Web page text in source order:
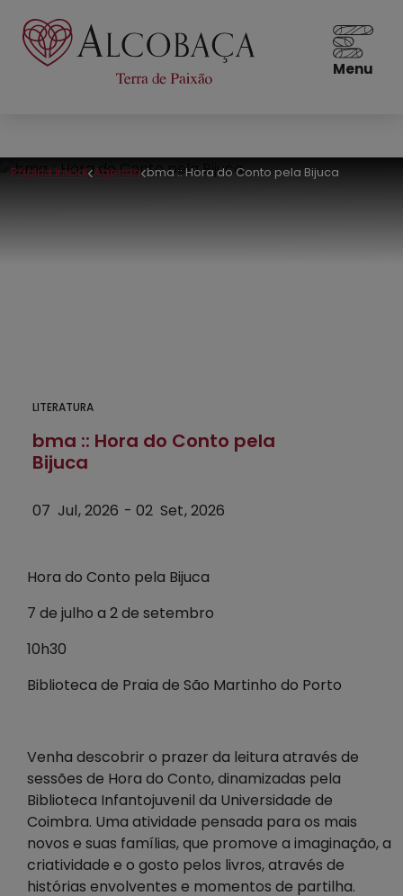
Menu
Página inicial Agenda bma :: Hora do Conto pela Bijuca
LITERATURA
bma :: Hora do Conto pela
Bijuca
07 Jul 2026 - 02 Set 2026
Hora do Conto pela Bijuca
7 de julho a 2 de setembro
10h30
Biblioteca de Praia de São Martinho do Porto
Venha descobrir o prazer da leitura através de
sessões de Hora do Conto, dinamizadas pela
Biblioteca Infantojuvenil da Universidade de
Coimbra. Uma atividade pensada para os mais
novos e suas famílias, que promove a imaginação, a
criatividade e o gosto pelos livros, através de
histórias envolventes e momentos de partilha.